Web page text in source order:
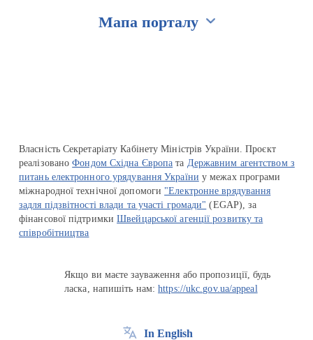
Мапа порталу
Власність Секретаріату Кабінету Міністрів України. Проєкт
реалізованоФондом Східна Європа та Державним агентством з
питань електронного урядування України у межах програми
міжнародної технічної допомоги "Електронне врядування
задля підзвітності влади та участі громади" (EGAP), за
фінансової підтримкиШвейцарської агенції розвитку та
співробітництва
Якщо ви маєте зауваження або пропозиції, будь
ласка, напишіть нам:https://ukc.gov.ua/appeal
In English